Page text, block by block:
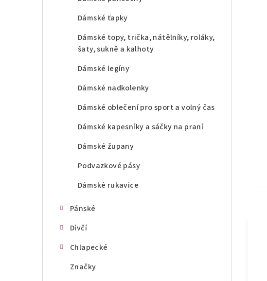
Dámské ťapky
Dámské topy, trička, nátělníky, roláky,
šaty, sukně a kalhoty
Dámské legíny
Dámské nadkolenky
Dámské oblečení pro sport a volný čas
Dámské kapesníky a sáčky na praní
Dámské župany
Podvazkové pásy
Dámské rukavice
Pánské
Dívčí
Chlapecké
Značky